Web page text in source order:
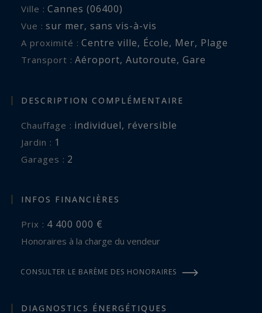
Ville : Cannes (06400)
Vue : sur mer, sans vis-à-vis
A proximité : Centre ville, École, Mer, Plage
Transport : Aéroport, Autoroute, Gare
DESCRIPTION COMPLÉMENTAIRE
Chauffage : individuel, réversible
jardin : 1
garages : 2
INFOS FINANCIÈRES
Prix : 4 400 000 €
Honoraires à la charge du vendeur
CONSULTER LE BARÈME DES HONORAIRES
DIAGNOSTICS ÉNERGÉTIQUES